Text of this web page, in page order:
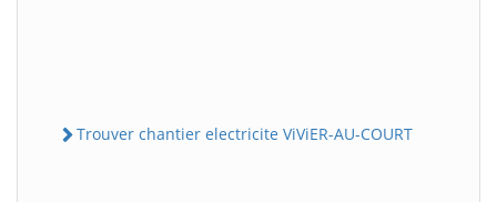
Trouver chantier electricite ViViER-AU-COURT